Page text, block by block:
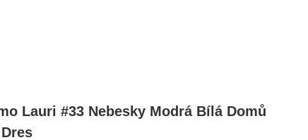
Lauri #33 Nebesky Modrá Bílá Domů